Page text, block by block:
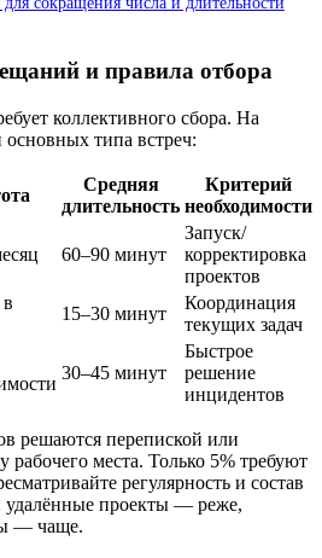
и правила отбора
коллективного сбора. На
основных типа встреч:
Средняя
длительность
Критерий
необходимости
60–90 минут
Запуск/
корректировка
проектов
в
15–30 минут
Координация
текущих задач
30–45 минут
Быстрое
решение
инцидентов
решаются перепиской или
места. Только 5% требуют
регулярность и состав
удалённые проекты — реже,
— чаще.